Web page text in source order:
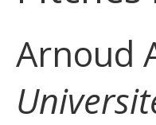
Arnoud